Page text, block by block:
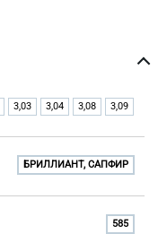
3,03 3,04 3,08 3,09
БРИЛЛИАНТ, САПФИР
585